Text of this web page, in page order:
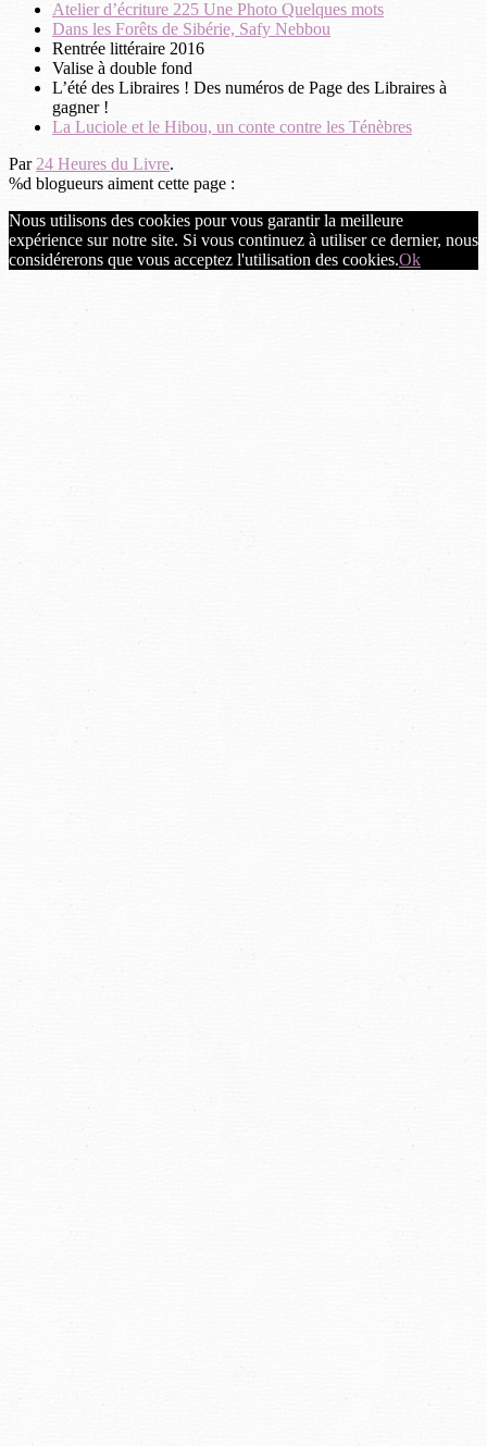
Atelier d’écriture 225 Une Photo Quelques mots
Dans les Forêts de Sibérie, Safy Nebbou
Rentrée littéraire 2016
Valise à double fond
L’été des Libraires ! Des numéros de Page des Libraires à
gagner !
La Luciole et le Hibou, un conte contre les Ténèbres
Par 24 Heures du Livre.
%d blogueurs aiment cette page :
Nous utilisons des cookies pour vous garantir la meilleure
expérience sur notre site. Si vous continuez à utiliser ce dernier, nous
considérerons que vous acceptez l'utilisation des cookies.Ok